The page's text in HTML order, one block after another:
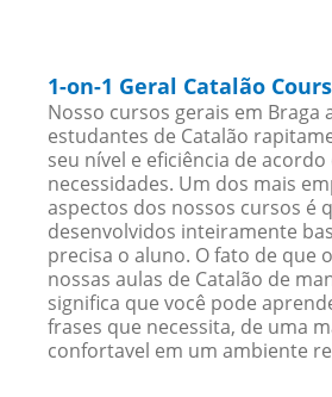
1-on-1 Geral Catalão
Nosso cursos gerais em Braga
estudantes de Catalão
seu nível e eficiência de acordo
necessidades. Um dos mais
aspectos dos nossos cursos é
desenvolvidos inteiramente
precisa o aluno. O fato de que
nossas aulas de Catalão de
significa que você pode
frases que necessita, de uma
confortavel em um ambiente